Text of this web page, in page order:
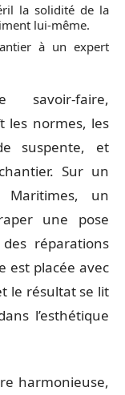
la solidité de la
lui-même.
à un expert
savoir-faire,
les normes, les
suspente, et
Sur un
un
une pose
réparations
est placée avec
le résultat se lit
l’esthétique
harmonieuse,